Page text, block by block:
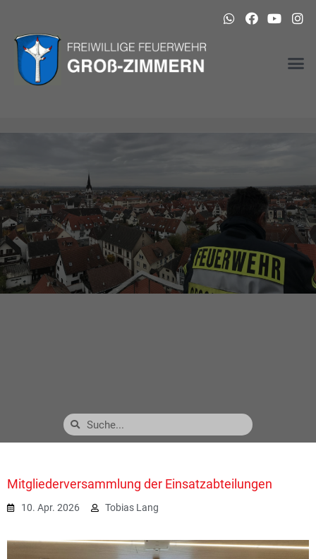
Mitgliederversammlung der Einsatzabteilungen
10. Apr. 2026 Tobias Lang